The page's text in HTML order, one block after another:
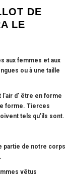
DE
LE
aux femmes et aux
ou à une taille
l'air d' être en forme
forme. Tierces
tels qu'ils sont.
partie de notre corps
vêtus